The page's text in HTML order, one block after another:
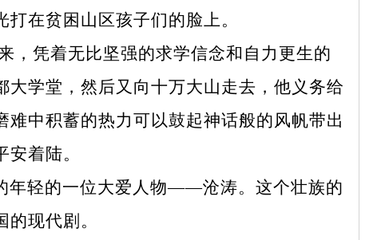
在贫困山区孩子们的脸上。
凭着无比坚强的求学信念和自力更生的
大学堂，然后又向十万大山走去，他义务给
难中积蓄的热力可以鼓起神话般的风帆带出
着陆。
年轻的一位大爱人物——沧涛。这个壮族的
现代剧。